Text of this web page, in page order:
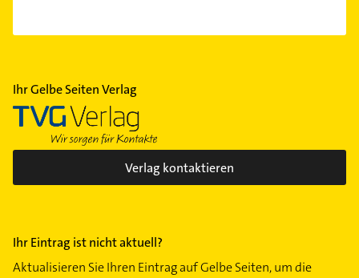
Ihr Gelbe Seiten Verlag
Verlag kontaktieren
Ihr Eintrag ist nicht aktuell?
Aktualisieren Sie Ihren Eintrag auf Gelbe Seiten, um die